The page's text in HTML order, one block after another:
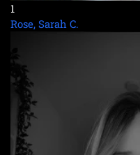
1
Rose, Sarah C.